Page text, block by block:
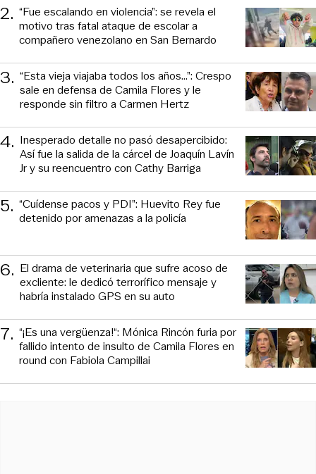
2. “Fue escalando en violencia”: se revela el
motivo tras fatal ataque de escolar a
compañero venezolano en San Bernardo
3. “Esta vieja viajaba todos los años...”: Crespo
sale en defensa de Camila Flores y le
responde sin filtro a Carmen Hertz
4. Inesperado detalle no pasó desapercibido:
Así fue la salida de la cárcel de Joaquín Lavín
Jr y su reencuentro con Cathy Barriga
5. “Cuídense pacos y PDI”: Huevito Rey fue
detenido por amenazas a la policía
6. El drama de veterinaria que sufre acoso de
excliente: le dedicó terrorífico mensaje y
habría instalado GPS en su auto
7. “¡Es una vergüenza!“: Mónica Rincón furia por
fallido intento de insulto de Camila Flores en
round con Fabiola Campillai